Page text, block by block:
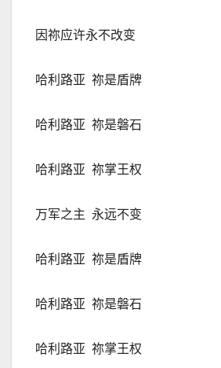
因祢应许永不改变
哈利路亚 祢是盾牌
哈利路亚 祢是磐石
哈利路亚 祢掌王权
万军之主 永远不变
哈利路亚 祢是盾牌
哈利路亚 祢是磐石
哈利路亚 祢掌王权